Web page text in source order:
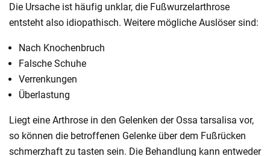
Die Ursache ist häufig unklar, die Fußwurzelarthrose
entsteht also idiopathisch. Weitere mögliche Auslöser sind:
Nach Knochenbruch
Falsche Schuhe
Verrenkungen
Überlastung
Liegt eine Arthrose in den Gelenken der Ossa tarsalisa vor,
so können die betroffenen Gelenke über dem Fußrücken
schmerzhaft zu tasten sein. Die Behandlung kann entweder